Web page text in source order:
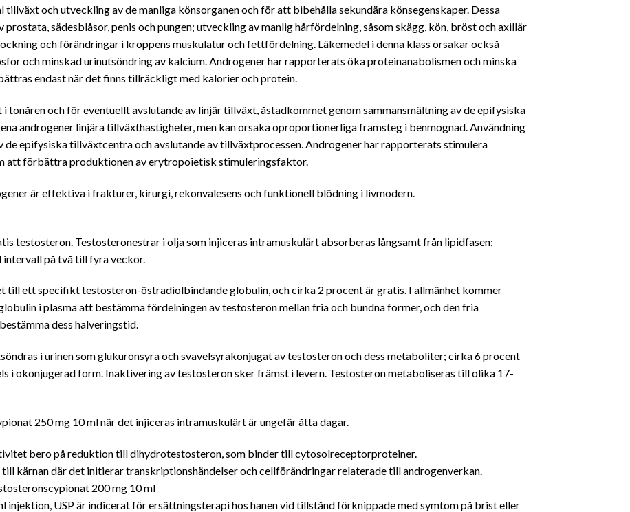
tillväxt och utveckling av de manliga könsorganen och för att bibehålla sekundära könsegenskaper. Dessa
sädesblåsor, penis och pungen; utveckling av manlig hårfördelning, såsom skägg, kön, bröst och axillär
och förändringar i kroppens muskulatur och fettfördelning. Läkemedel i denna klass orsakar också
och minskad urinutsöndring av kalcium. Androgener har rapporterats öka proteinanabolismen och minska
endast när det finns tillräckligt med kalorier och protein.
och för eventuellt avslutande av linjär tillväxt, åstadkommet genom sammansmältning av de epifysiska
androgener linjära tillväxthastigheter, men kan orsaka oproportionerliga framsteg i benmognad. Användning
de epifysiska tillväxtcentra och avslutande av tillväxtprocessen. Androgener har rapporterats stimulera
att förbättra produktionen av erytropoietisk stimuleringsfaktor.
är effektiva i frakturer, kirurgi, rekonvalesens och funktionell blödning i livmodern.
testosteron. Testosteronestrar i olja som injiceras intramuskulärt absorberas långsamt från lipidfasen;
på två till fyra veckor.
till ett specifikt testosteron-östradiolbindande globulin, och cirka 2 procent är gratis. I allmänhet kommer
i plasma att bestämma fördelningen av testosteron mellan fria och bundna former, och den fria
dess halveringstid.
i urinen som glukuronsyra och svavelsyrakonjugat av testosteron och dess metaboliter; cirka 6 procent
i okonjugerad form. Inaktivering av testosteron sker främst i levern. Testosteron metaboliseras till olika 17-
250 mg 10 ml när det injiceras intramuskulärt är ungefär åtta dagar.
bero på reduktion till dihydrotestosteron, som binder till cytosolreceptorproteiner.
kärnan där det initierar transkriptionshändelser och cellförändringar relaterade till androgenverkan.
200 mg 10 ml
injektion, USP är indicerat för ersättningsterapi hos hanen vid tillstånd förknippade med symtom på brist eller